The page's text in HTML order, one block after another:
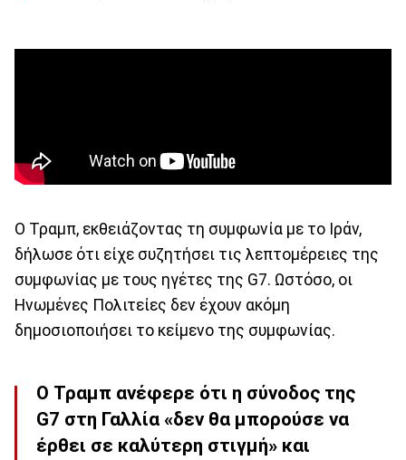
Ο Τραμπ, εκθειάζοντας τη συμφωνία με το Ιράν,
δήλωσε ότι είχε συζητήσει τις λεπτομέρειες της
συμφωνίας με τους ηγέτες της G7. Ωστόσο, οι
Ηνωμένες Πολιτείες δεν έχουν ακόμη
δημοσιοποιήσει το κείμενο της συμφωνίας.
Ο Τραμπ ανέφερε ότι η σύνοδος της
G7 στη Γαλλία «δεν θα μπορούσε να
έρθει σε καλύτερη στιγμή» και